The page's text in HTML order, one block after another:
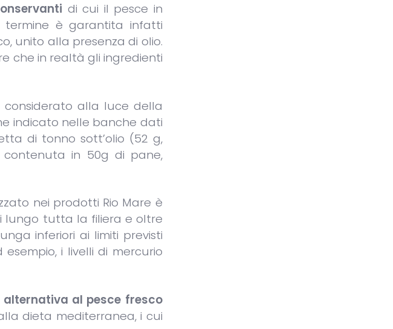
di cui il pesce in
è garantita infatti
unito alla presenza di olio.
che in realtà gli ingredienti
alla luce della
indicato nelle banche dati
di tonno sott’olio (52 g,
in 50g di pane,
nei prodotti Rio Mare è
lungo tutta la filiera e oltre
inferiori ai limiti previsti
i livelli di mercurio
al pesce fresco
dieta mediterranea, i cui